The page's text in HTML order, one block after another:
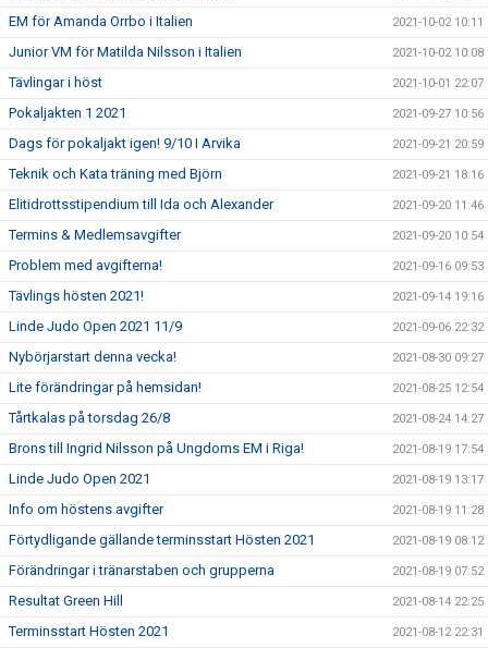
EM för Amanda Orrbo i Italien 2021-10-02 10:11
Junior VM för Matilda Nilsson i Italien 2021-10-02 10:08
Tävlingar i höst 2021-10-01 22:07
Pokaljakten 1 2021 2021-09-27 10:56
Dags för pokaljakt igen! 9/10 I Arvika 2021-09-21 20:59
Teknik och Kata träning med Björn 2021-09-21 18:16
Elitidrottsstipendium till Ida och Alexander 2021-09-20 11:46
Termins & Medlemsavgifter 2021-09-20 10:54
Problem med avgifterna! 2021-09-16 09:53
Tävlings hösten 2021! 2021-09-14 19:16
Linde Judo Open 2021 11/9 2021-09-06 22:32
Nybörjarstart denna vecka! 2021-08-30 09:27
Lite förändringar på hemsidan! 2021-08-25 12:54
Tårtkalas på torsdag 26/8 2021-08-24 14:27
Brons till Ingrid Nilsson på Ungdoms EM i Riga! 2021-08-19 17:54
Linde Judo Open 2021 2021-08-19 13:17
Info om höstens avgifter 2021-08-19 11:28
Förtydligande gällande terminsstart Hösten 2021 2021-08-19 08:12
Förändringar i tränarstaben och grupperna 2021-08-19 07:52
Resultat Green Hill 2021-08-14 22:25
Terminsstart Hösten 2021 2021-08-12 22:31